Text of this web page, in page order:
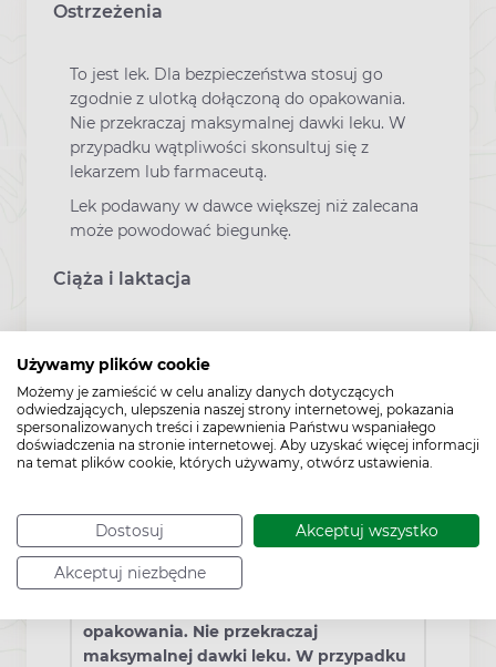
Używamy plików cookie
Możemy je zamieścić w celu analizy danych dotyczących
odwiedzających, ulepszenia naszej strony internetowej, pokazania
spersonalizowanych treści i zapewnienia Państwu wspaniałego
doświadczenia na stronie internetowej. Aby uzyskać więcej informacji
na temat plików cookie, których używamy, otwórz ustawienia.
Dostosuj Akceptuj wszystko
Akceptuj niezbędne
Ostrzeżenia
To jest lek. Dla bezpieczeństwa stosuj go
zgodnie z ulotką dołączoną do opakowania.
Nie przekraczaj maksymalnej dawki leku. W
przypadku wątpliwości skonsultuj się z
lekarzem lub farmaceutą.
Lek podawany w dawce większej niż zalecana
może powodować biegunkę.
Ciąża i laktacja
przypuszcza że może być w ciąży lub gdy
planuje mieć dziecko, powinna poradzić się
lekarza lub farmaceuty przed zastosowaniem
tego leku. Leku Zincas nie należy stosować w
okresie ciąży i karmienia piersią.
Dodatkowe informacje
To jest lek. Dla bezpieczeństwa stosuj
opakowania. Nie przekraczaj
maksymalnej dawki leku. W przypadku